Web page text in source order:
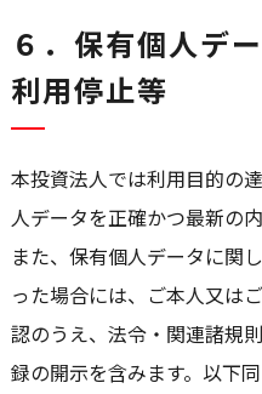
６．保有個人デ
利用停止等
本投資法人では利用目的の
人データを正確かつ最新の
また、保有個人データに関
った場合には、ご本人又は
認のうえ、法令・関連諸規
録の開示を含みます。以下